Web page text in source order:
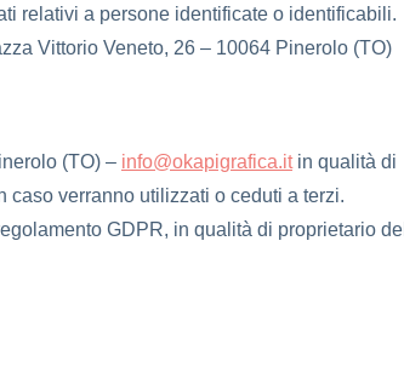
relativi a persone identificate o identificabili.
Vittorio Veneto, 26 – 10064 Pinerolo (TO)
(TO) – info@okapigrafica.itin qualità di
caso verranno utilizzati o ceduti a terzi.
GDPR, in qualità di proprietario del